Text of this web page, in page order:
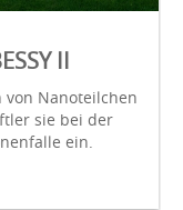
II
von Nanoteilchen
sie bei der
ein.